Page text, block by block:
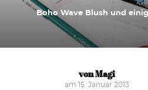
Boho Wave Blush und
von Magi
am 15. Januar 2013